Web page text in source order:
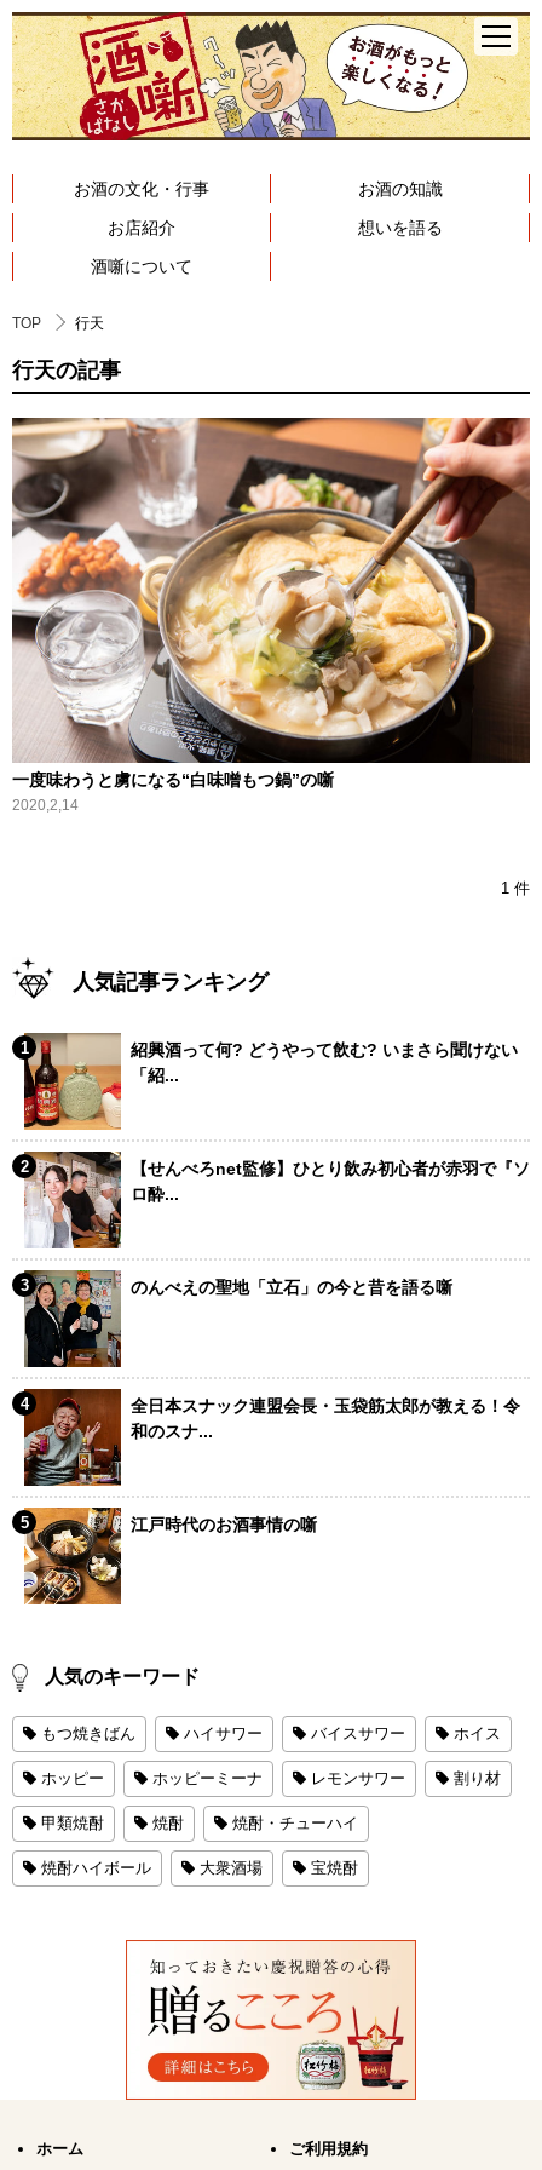
お酒の文化・行事
お酒の知識
お店紹介
想いを語る
酒噺について
TOP 行天
行天の記事
一度味わうと虜になる“白味噌もつ鍋”の噺
2020,2,14
1 件
人気記事ランキング
紹興酒って何? どうやって飲む? いまさら聞けない
「紹...
【せんべろnet監修】ひとり飲み初心者が赤羽で『ソ
ロ酔...
のんべえの聖地「立石」の今と昔を語る噺
全日本スナック連盟会長・玉袋筋太郎が教える！令
和のスナ...
江戸時代のお酒事情の噺
人気のキーワード
もつ焼きばん ハイサワー バイスサワー ホイス
ホッピー ホッピーミーナ レモンサワー 割り材
甲類焼酎 焼酎 焼酎・チューハイ
焼酎ハイボール 大衆酒場 宝焼酎
ホーム ご利用規約